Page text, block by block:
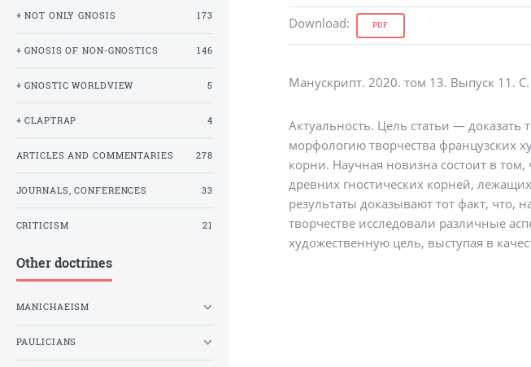
Download: PDF
Манускрипт. 2020. том 13. Выпуск 11.
Актуальность. Цель статьи —
морфологию творчества французских
корни. Научная новизна состоит в
древних гностических корней,
результаты доказывают тот факт, что,
творчестве исследовали различные
художественную цель, выступая в
+ NOT ONLY GNOSIS 173
+ GNOSIS OF NON-GNOSTICS 146
+ GNOSTIC WORLDVIEW 5
+ CLAPTRAP 4
ARTICLES AND COMMENTARIES 278
JOURNALS, CONFERENCES 33
CRITICISM 21
Other doctrines
MANICHAEISM
PAULICIANS